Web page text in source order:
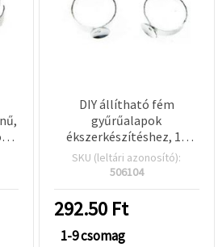
DIY állítható fém
gyűrűalapok
ékszerkészítéshez, 18
mm-es alap, fehér – 10 db
SKU (leltári azonosító):
506104
292.50 Ft
1-9 csomag